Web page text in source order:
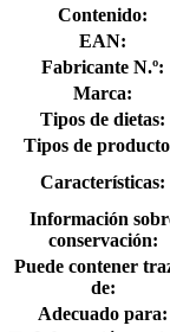
Contenido:
EAN:
Fabricante N.º:
Marca:
Tipos de dietas:
Tipos de
Características:
Información
conservación:
Puede contener
de:
Adecuado para: